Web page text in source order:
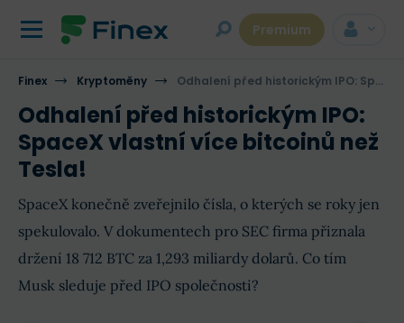
Premium
Finex Kryptoměny Odhalení před historickým IPO: SpaceX vlastní více bitcoinů než Tesla!
Odhalení před historickým IPO:
SpaceX vlastní více bitcoinů než
Tesla!
SpaceX konečně zveřejnilo čísla, o kterých se roky jen
spekulovalo. V dokumentech pro SEC firma přiznala
držení 18 712 BTC za 1,293 miliardy dolarů. Co tím
Musk sleduje před IPO společnosti?